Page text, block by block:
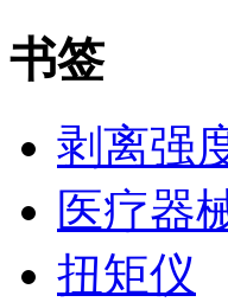
书签
剥离强
医疗器
扭矩仪